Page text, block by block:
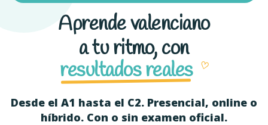
Aprende valenciano
a tu ritmo, con
resultados reales ♡
Desde el A1 hasta el C2. Presencial, online o
híbrido. Con o sin examen oficial.